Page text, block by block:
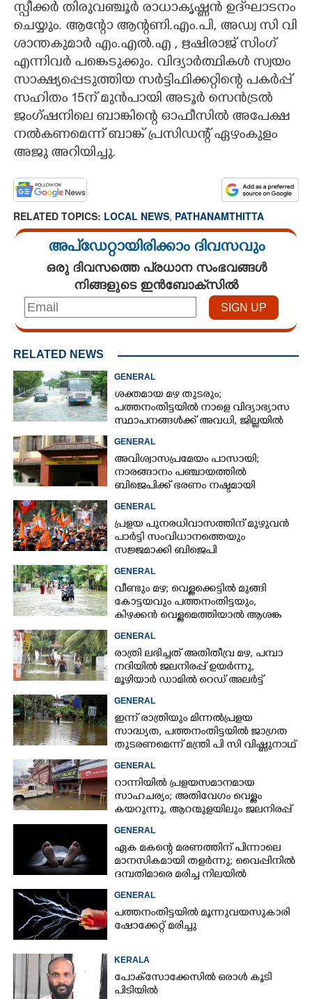
ZOOM
CONTACT US
സ്പീക്കർ തിരുവഞ്ചൂർ രാധാകൃഷ്ണൻ ഉദ്‌ഘാടനം
ചെയ്യും. ആന്റോ ആന്റണി.എം.പി, അഡ്വ സി വി
ശാന്തകുമാർ എം.എൽ.എ , ഋഷിരാജ് സിംഗ്
എന്നിവർ പങ്കെടുക്കും. വിദ്യാർത്ഥികൾ സ്വയം
സാക്ഷ്യപ്പെടുത്തിയ സർട്ടിഫിക്കറ്റിന്റെ പകർപ്പ്
സഹിതം 15ന് മുൻപായി അടൂർ സെൻട്രൽ
ജംഗ്ഷനിലെ ബാങ്കിന്റെ ഓഫീസിൽ അപേക്ഷ
നൽകണമെന്ന് ബാങ്ക് പ്രസിഡന്റ് ഏഴംകുളം
അജു അറിയിച്ചു.
RELATED TOPICS: LOCAL NEWS, PATHANAMTHITTA
അപ്ഡേറ്റായിരിക്കാം ദിവസവും
ഒരു ദിവസത്തെ പ്രധാന സംഭവങ്ങൾ
നിങ്ങളുടെ ഇൻബോക്സിൽ
RELATED NEWS
GENERAL
ശക്തമായ മഴ തുടരും;
പത്തനംതിട്ടയിൽ നാളെ വിദ്യാഭ്യാസ
സ്ഥാപനങ്ങൾക്ക് അവധി,​ ജില്ലയിൽ
ഇന്ന് റെ‌ഡും നാളെ ഓറഞ്ചും അലർട്ട്
GENERAL
അവിശ്വാസപ്രമേയം പാസായി;
നാരങ്ങാനം പഞ്ചായത്തിൽ
ബിജെപിക്ക് ഭരണം നഷ്ടമായി
GENERAL
പ്രളയ പുനരധിവാസത്തിന് മുഴുവൻ
പാർട്ടി സംവിധാനത്തെയും
സജ്ജമാക്കി ബിജെപി
GENERAL
വീണ്ടും മഴ; വെള്ളക്കെട്ടിൽ മുങ്ങി
കോട്ടയവും പത്തനംതിട്ടയും,
കിഴക്കൻ വെള്ളമെത്തിയാൽ ആശങ്ക
ഇരട്ടിക്കും
GENERAL
രാത്രി ലഭിച്ചത് അതിതീവ്ര മഴ, പമ്പാ
നദിയിൽ ജലനിരപ്പ് ഉയർന്നു,
മൂഴിയാർ ഡാമിൽ റെഡ് അലർട്ട്
GENERAL
ഇന്ന് രാത്രിയും മിന്നൽപ്രളയ
സാദ്ധ്യത,​ പത്തനംതിട്ടയിൽ ജാഗ്രത
തുടരണമെന്ന് മന്ത്രി പി സി വിഷ്ണുനാഥ്
GENERAL
റാന്നിയിൽ പ്രളയസമാനമായ
സാഹചര്യം; അതിവേഗം വെള്ളം
കയറുന്നു, ആറന്മുളയിലും ജലനിരപ്പ്
ഉയരുന്നു
GENERAL
ഏക മകന്റെ മരണത്തിന് പിന്നാലെ
മാനസികമായി തളർന്നു; വൈപ്പിനിൽ
ദമ്പതിമാരെ മരിച്ച നിലയിൽ
കണ്ടെത്തി
GENERAL
പത്തനംതിട്ടയിൽ മൂന്നുവയസുകാരി
ഷോക്കേറ്റ് മരിച്ചു
KERALA
പോക്സോക്കേസിൽ ഒരാൾ കൂടി
പിടിയിൽ